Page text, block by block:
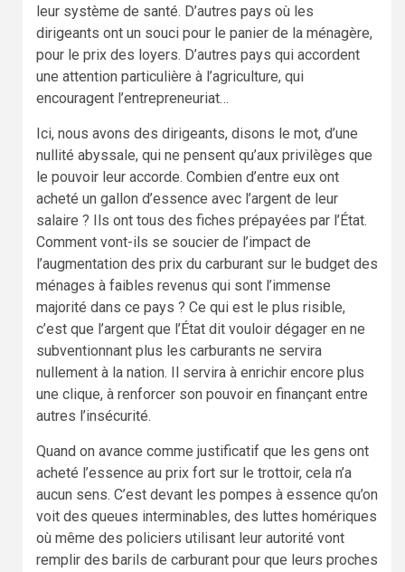
leur système de santé. D’autres pays où les
dirigeants ont un souci pour le panier de la ménagère,
pour le prix des loyers. D’autres pays qui accordent
une attention particulière à l’agriculture, qui
encouragent l’entrepreneuriat…
Ici, nous avons des dirigeants, disons le mot, d’une
nullité abyssale, qui ne pensent qu’aux privilèges que
le pouvoir leur accorde. Combien d’entre eux ont
acheté un gallon d’essence avec l’argent de leur
salaire ? Ils ont tous des fiches prépayées par l’État.
Comment vont-ils se soucier de l’impact de
l’augmentation des prix du carburant sur le budget des
ménages à faibles revenus qui sont l’immense
majorité dans ce pays ? Ce qui est le plus risible,
c’est que l’argent que l’État dit vouloir dégager en ne
subventionnant plus les carburants ne servira
nullement à la nation. Il servira à enrichir encore plus
une clique, à renforcer son pouvoir en finançant entre
autres l’insécurité.
Quand on avance comme justificatif que les gens ont
acheté l’essence au prix fort sur le trottoir, cela n’a
aucun sens. C’est devant les pompes à essence qu’on
voit des queues interminables, des luttes homériques
où même des policiers utilisant leur autorité vont
remplir des barils de carburant pour que leurs proches